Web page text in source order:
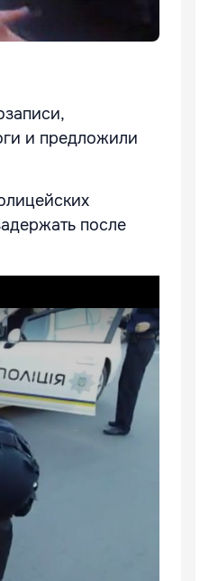
и предложили
после